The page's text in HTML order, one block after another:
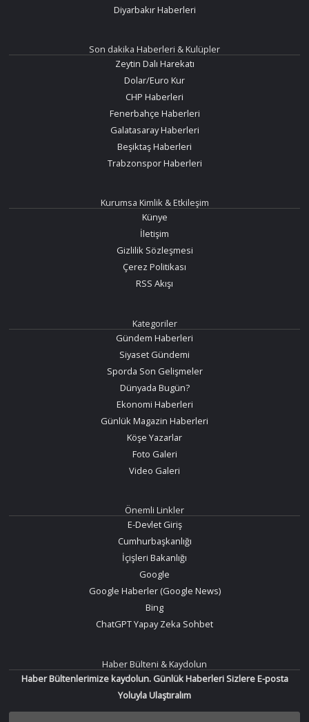
Diyarbakır Haberleri
Son dakika Haberleri & Kulüpler
Zeytin Dalı Harekatı
Dolar/Euro Kur
CHP Haberleri
Fenerbahçe Haberleri
Galatasaray Haberleri
Beşiktaş Haberleri
Trabzonspor Haberleri
Kurumsa Kimlik & Etkileşim
Künye
İletişim
Gizlilik Sözleşmesi
Çerez Politikası
RSS Akışı
Kategoriler
Gündem Haberleri
Siyaset Gündemi
Sporda Son Gelişmeler
Dünyada Bugün?
Ekonomi Haberleri
Günlük Magazin Haberleri
Köşe Yazarlar
Foto Galeri
Video Galeri
Önemli Linkler
E-Devlet Giriş
Cumhurbaşkanlığı
İçişleri Bakanlığı
Google
Google Haberler (Google News)
Bing
ChatGPT Yapay Zeka Sohbet
Haber Bülteni & Kaydolun
Haber Bültenlerimize kaydolun. Günlük Haberleri Sizlere E-posta
Yoluyla Ulaştıralım